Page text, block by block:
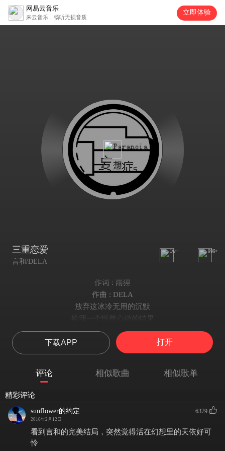
网易云音乐
来云音乐，畅听无损音质
立即体验
三重恋爱
言和/DELA
1w+ 999+
作词 : 雨狸
作曲 : DELA
放弃这冰冷无用的沉默
给我一个怦然心动的结果
释放这无法压抑的冲动
挑战哗众取宠的荒唐规则
无论谁都没有权力裁定
越是清醒反而越加沉迷
只许为我溃败
下载APP 打开
评论 相似歌曲 相似歌单
精彩评论
sunflower的约定
2016年2月12日
6379
看到言和的完美结局，突然觉得活在幻想里的天依好可
怜